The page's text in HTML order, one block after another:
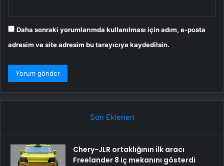
Daha sonraki yorumlarımda kullanılması için adım, e-posta
adresim ve site adresim bu tarayıcıya kaydedilsin.
Son Eklenen
Chery-JLR ortaklığının ilk aracı
Freelander 8 iç mekanını gösterdi